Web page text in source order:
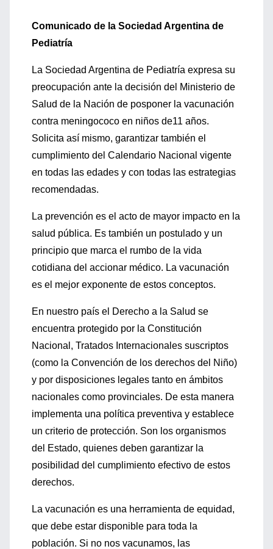
Comunicado de la Sociedad Argentina de
Pediatría
La Sociedad Argentina de Pediatría expresa su
preocupación ante la decisión del Ministerio de
Salud de la Nación de posponer la vacunación
contra meningococo en niños de11 años.
Solicita así mismo, garantizar también el
cumplimiento del Calendario Nacional vigente
en todas las edades y con todas las estrategias
recomendadas.
La prevención es el acto de mayor impacto en la
salud pública. Es también un postulado y un
principio que marca el rumbo de la vida
cotidiana del accionar médico. La vacunación
es el mejor exponente de estos conceptos.
En nuestro país el Derecho a la Salud se
encuentra protegido por la Constitución
Nacional, Tratados Internacionales suscriptos
(como la Convención de los derechos del Niño)
y por disposiciones legales tanto en ámbitos
nacionales como provinciales. De esta manera
implementa una política preventiva y establece
un criterio de protección. Son los organismos
del Estado, quienes deben garantizar la
posibilidad del cumplimiento efectivo de estos
derechos.
La vacunación es una herramienta de equidad,
que debe estar disponible para toda la
población. Si no nos vacunamos, las